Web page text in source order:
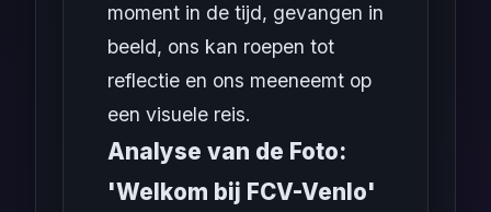
moment in de tijd, gevangen in
beeld, ons kan roepen tot
reflectie en ons meeneemt op
een visuele reis.
Analyse van de Foto:
'Welkom bij FCV-Venlo'